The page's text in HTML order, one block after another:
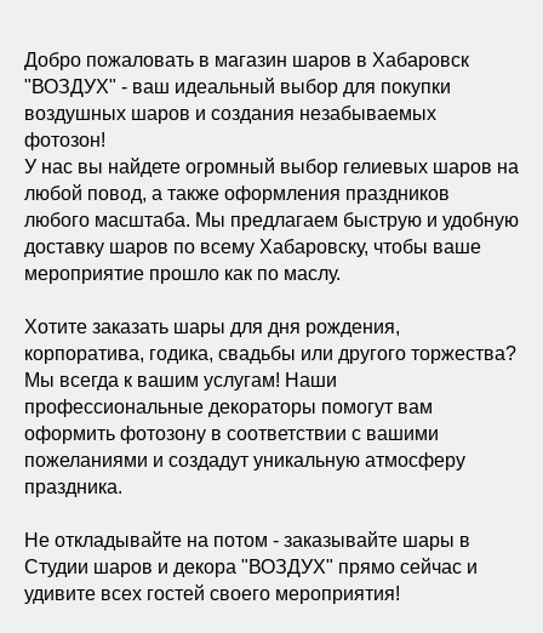
Добро пожаловать в магазин шаров в Хабаровск
"ВОЗДУХ" - ваш идеальный выбор для покупки
воздушных шаров и создания незабываемых
фотозон!
У нас вы найдете огромный выбор гелиевых шаров на
любой повод, а также оформления праздников
любого масштаба. Мы предлагаем быструю и удобную
доставку шаров по всему Хабаровску, чтобы ваше
мероприятие прошло как по маслу.
Хотите заказать шары для дня рождения,
корпоратива, годика, свадьбы или другого торжества?
Мы всегда к вашим услугам! Наши
профессиональные декораторы помогут вам
оформить фотозону в соответствии с вашими
пожеланиями и создадут уникальную атмосферу
праздника.
Не откладывайте на потом - заказывайте шары в
Студии шаров и декора "ВОЗДУХ" прямо сейчас и
удивите всех гостей своего мероприятия!